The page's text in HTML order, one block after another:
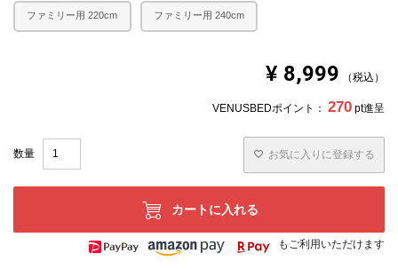
ファミリー用 220cm ファミリー用 240cm
¥ 8,999 税込
VENUSBEDポイント： 270 pt進呈
お気に入りに登録する
カートに入れる
もご利用いただけます